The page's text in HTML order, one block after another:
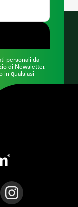
personali da
di Newsletter.
in qualsiasi